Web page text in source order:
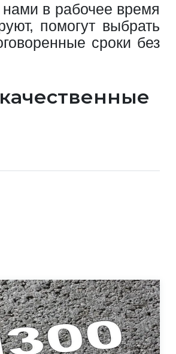
в рабочее время
помогут выбрать
сроки без